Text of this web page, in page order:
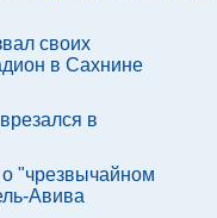
своих
в Сахнине
в
"чрезвычайном
Авива